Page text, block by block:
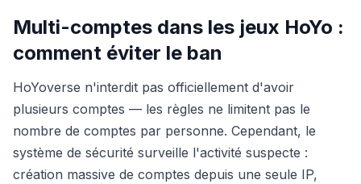
Multi-comptes dans les jeux HoYo :
comment éviter le ban
HoYoverse n'interdit pas officiellement d'avoir
plusieurs comptes — les règles ne limitent pas le
nombre de comptes par personne. Cependant, le
système de sécurité surveille l'activité suspecte :
création massive de comptes depuis une seule IP,